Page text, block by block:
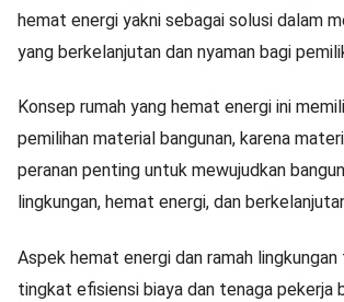
hemat energi yakni sebagai solusi dalam
yang berkelanjutan dan nyaman bagi
Konsep rumah yang hemat energi ini
pemilihan material bangunan, karena
peranan penting untuk mewujudkan
lingkungan, hemat energi, dan
Aspek hemat energi dan ramah
tingkat efisiensi biaya dan tenaga pekerja